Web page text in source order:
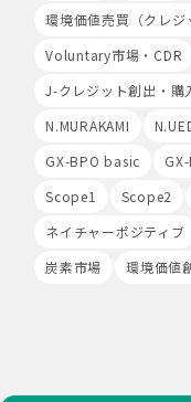
を導入しています。
7.本人が容易に認
当社は、最適なサ
て、Cookieの使用
の収集を行うこと
め、第三者の運営
クリックされてい
イト等)を取得し、
Cookieの使用は任
環境価値売買（クレジ
Voluntary市場・CDR
J-クレジット創出・購
N.MURAKAMI
GX-BPO basic
Scope1
Scope2
ネイチャーポジティブ
炭素市場
環境価値